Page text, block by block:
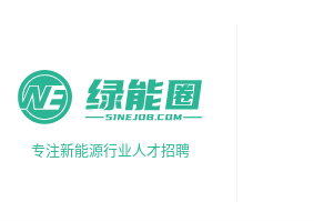
专注新能源行业人才招聘